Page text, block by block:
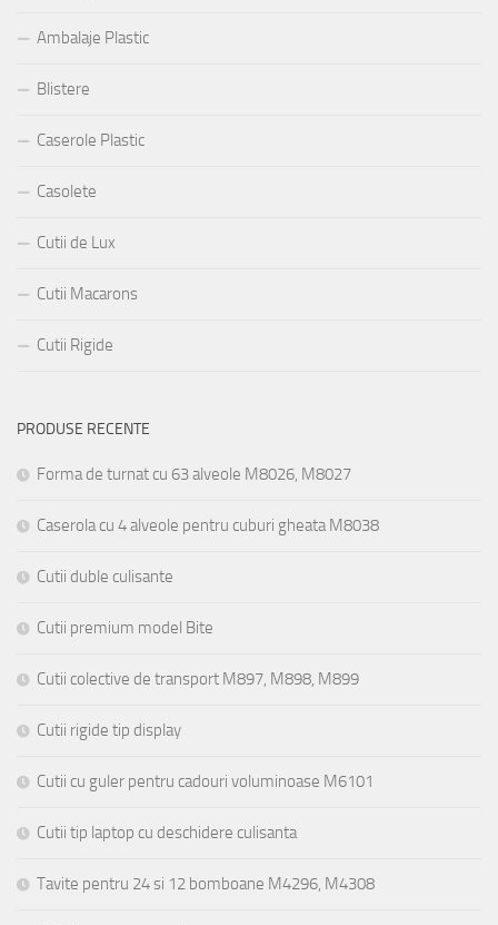
Ambalaje Plastic
Blistere
Caserole Plastic
Casolete
Cutii de Lux
Cutii Macarons
Cutii Rigide
PRODUSE RECENTE
Forma de turnat cu 63 alveole M8026, M8027
Caserola cu 4 alveole pentru cuburi gheata M8038
Cutii duble culisante
Cutii premium model Bite
Cutii colective de transport M897, M898, M899
Cutii rigide tip display
Cutii cu guler pentru cadouri voluminoase M6101
Cutii tip laptop cu deschidere culisanta
Tavite pentru 24 si 12 bomboane M4296, M4308